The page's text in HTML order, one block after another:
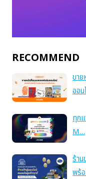
RECOMMEND
ขา
ออ
ทุก
M…
ร้า
พร้